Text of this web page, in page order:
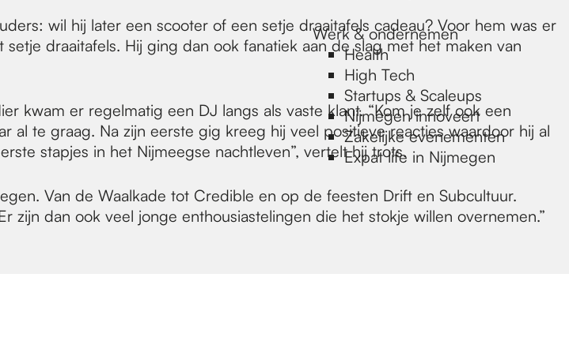
Werk & ondernemen
Health
High Tech
Startups & Scaleups
Nijmegen innoveert
Zakelijke evenementen
Expat life in Nijmegen
wil hij later een scooter of een setje draaitafels cadeau? Voor hem was er
draaitafels. Hij ging dan ook fanatiek aan de slag met het maken van
kwam er regelmatig een DJ langs als vaste klant. “Kom je zelf ook een
al te graag. Na zijn eerste gig kreeg hij veel positieve reacties waardoor hij al
stapjes in het Nijmeegse nachtleven”, vertelt hij trots.
Van de Waalkade tot Credible en op de feesten Drift en Subcultuur.
zijn dan ook veel jonge enthousiastelingen die het stokje willen overnemen.”